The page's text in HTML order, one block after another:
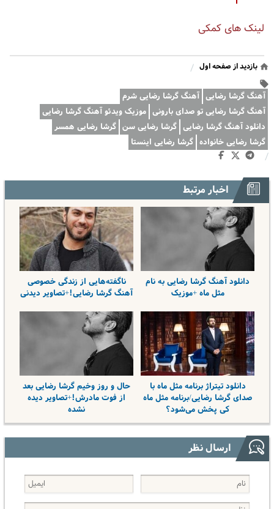
لینک های کمکی
بازدید از صفحه اول /
آهنگ گرشا رضایی آهنگ گرشا رضایی شرم
آهنگ گرشا رضایی تو صدای بارونی موزیک ویدئو آهنگ گرشا رضایی
دانلود آهنگ گرشا رضایی گرشا رضایی سن گرشا رضایی همسر
گرشا رضایی خانواده گرشا رضایی اینستا
/
اخبار مرتبط
دانلود آهنگ گرشا رضایی به نام
مثل ماه +موزیک
ناگفته‌هایی از زندگی خصوصی
آهنگ گرشا رضایی!+تصاویر دیدنی
دانلود تیتراژ برنامه مثل ماه با
صدای گرشا رضایی/برنامه مثل ماه
کی پخش می‌شود؟
حال و روز وخیم گرشا رضایی بعد
از فوت مادرش!+تصاویر دیده
نشده
ارسال نظر